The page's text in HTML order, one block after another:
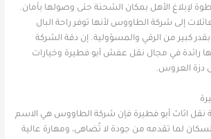
لإبلاغ الأهل بمكان الشحنة حتى وصولها بأمان.
إلى شركة الطاووس لأنها توفر راحة البال
كبير من الرقي والمسؤولية. إن دقة الشركة
رائدة في مجال نقل عفش أبو فطيرة وخيارات
دزة العروس.
اثاث أبو فطيرة فإن شركة الطاووس هي الاسم
لما تقدمه من جودة لا تُضاهى، ومهارة عالية